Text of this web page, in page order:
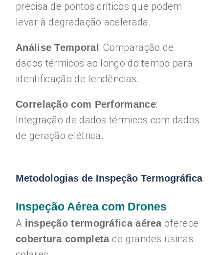
precisa de pontos críticos que podem
levar à degradação acelerada.
Análise Temporal : Comparação de
dados térmicos ao longo do tempo para
identificação de tendências.
Correlação com Performance:
Integração de dados térmicos com dados
de geração elétrica.
Metodologias de Inspeção Termográfica
Inspeção Aérea com Drones
A inspeção termográfica aéreaoferece
cobertura completade grandes usinas